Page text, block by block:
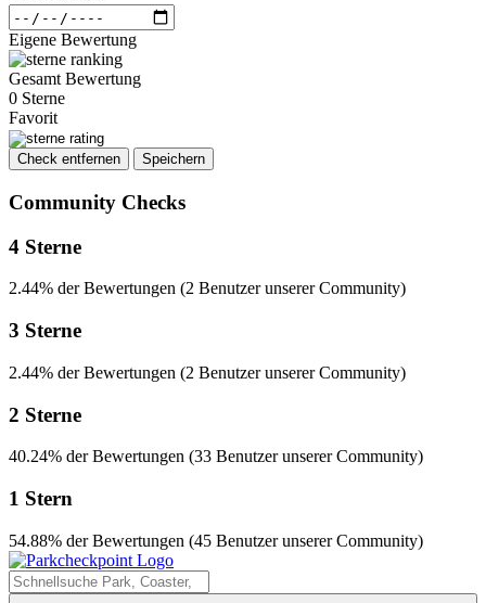
Eigene Bewertung
Gesamt Bewertung
0 Sterne
Favorit
Check entfernen Speichern
Community Checks
4 Sterne
2.44% der Bewertungen (2 Benutzer unserer Community)
3 Sterne
2.44% der Bewertungen (2 Benutzer unserer Community)
2 Sterne
40.24% der Bewertungen (33 Benutzer unserer Community)
1 Stern
54.88% der Bewertungen (45 Benutzer unserer Community)